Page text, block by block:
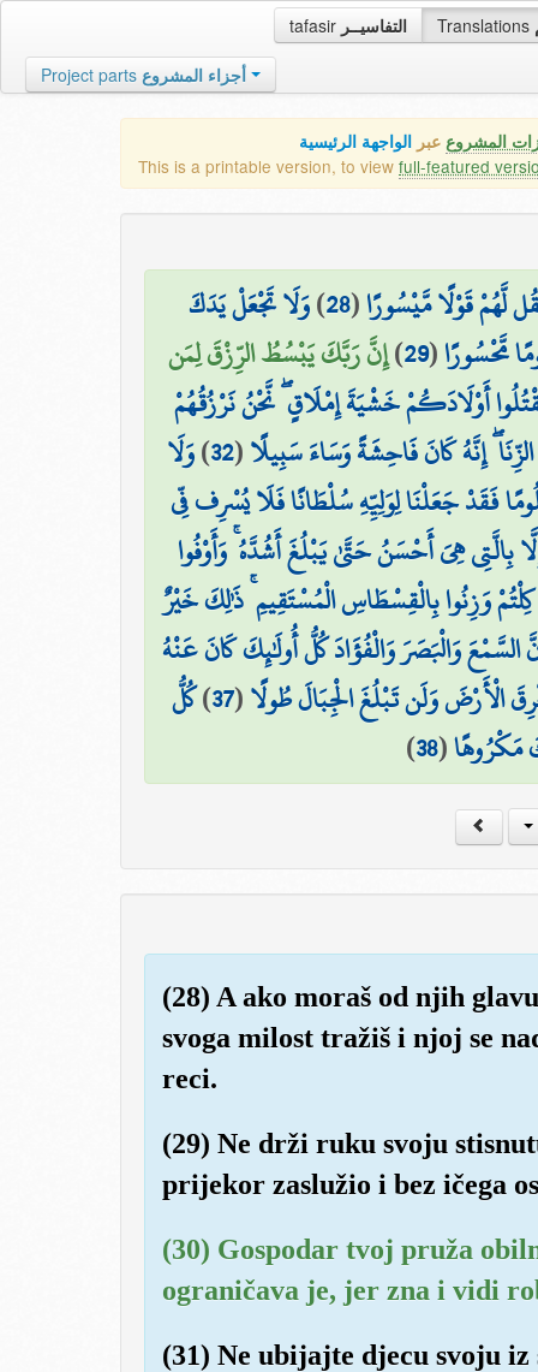
tafasir التفاسيــر Translations
Project parts أجزاء المشروع
المشروع عبر الواجهة الرئيسية
This is a printable version, to view full-featured
لَّهُمْ قَوْلًا مَّيْسُورًا(
28
)وَلَا تَجْعَلْ يَدَكَ
مَّحْسُورًا(
29
)إِنَّ رَبَّكَ يَبْسُطُ الرِّزْقَ لِمَن
أَوْلَادَكُمْ خَشْيَةَ إِمْلَاقٍ ۖ نَّحْنُ نَرْزُقُهُمْ
إِنَّهُ كَانَ فَاحِشَةً وَسَاءَ سَبِيلًا(
32
)وَلَا
فَقَدْ جَعَلْنَا لِوَلِيِّهِ سُلْطَانًا فَلَا يُسْرِف فِّي
بِالَّتِي هِيَ أَحْسَنُ حَتَّىٰ يَبْلُغَ أَشُدَّهُ ۚ وَأَوْفُوا
كِلْتُمْ وَزِنُوا بِالْقِسْطَاسِ الْمُسْتَقِيمِ ۚ ذَٰلِكَ خَيْرٌ
وَالْبَصَرَ وَالْفُؤَادَ كُلُّ أُولَٰئِكَ كَانَ عَنْهُ
الْأَرْضَ وَلَن تَبْلُغَ الْجِبَالَ طُولًا(
37
)كُلُّ
مَكْرُوهًا(
38
)
(28) A ako moraš od njih
svoga milost tražiš i njoj se
reci.
(29) Ne drži ruku svoju
prijekor zaslužio i bez ičega
(30) Gospodar tvoj pruža
ograničava je, jer zna i vidi
(31) Ne ubijajte djecu svoju